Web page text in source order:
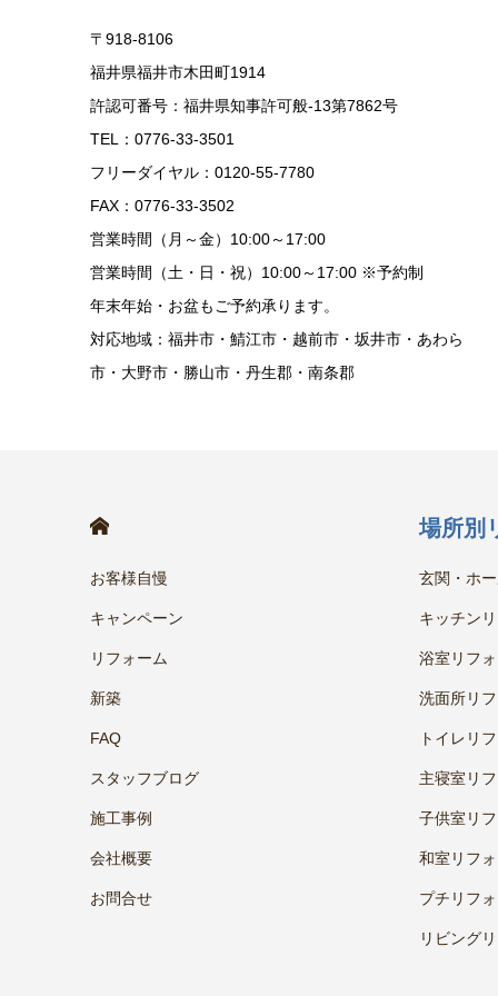
〒918-8106
福井県福井市木田町1914
許認可番号：福井県知事許可般-13第7862号
TEL：0776-33-3501
フリーダイヤル：0120-55-7780
FAX：0776-33-3502
営業時間（月～金）10:00～17:00
営業時間（土・日・祝）10:00～17:00 ※予約制
年末年始・お盆もご予約承ります。
対応地域：福井市・鯖江市・越前市・坂井市・あわら
市・大野市・勝山市・丹生郡・南条郡
お客様自慢
キャンペーン
リフォーム
新築
FAQ
スタッフブログ
施工事例
会社概要
お問合せ
場所別
玄関・ホ
キッチン
浴室リフ
洗面所リ
トイレリ
主寝室リ
子供室リ
和室リフ
プチリフ
リビング